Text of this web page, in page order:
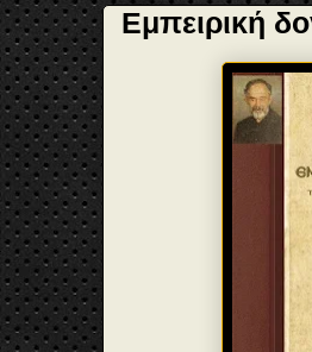
Εμπειρική